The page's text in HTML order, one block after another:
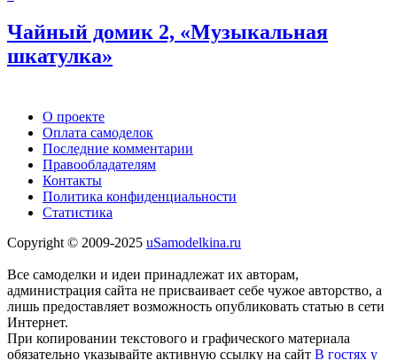
Чайный домик 2, «Музыкальная
шкатулка»
О проекте
Оплата самоделок
Последние комментарии
Правообладателям
Контакты
Политика конфиденциальности
Статистика
Copyright © 2009-2025 uSamodelkina.ru
Все самоделки и идеи принадлежат их авторам,
администрация сайта не присваивает себе чужое авторство, а
лишь предоставляет возможность опубликовать статью в сети
Интернет.
При копировании текстового и графического материала
обязательно указывайте активную ссылку на сайт В гостях у